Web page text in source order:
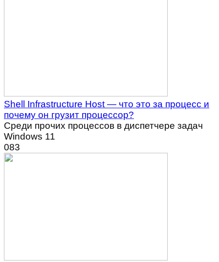
Shell Infrastructure Host — что это за процесс и
почему он грузит процессор?
Среди прочих процессов в диспетчере задач
Windows 11
083